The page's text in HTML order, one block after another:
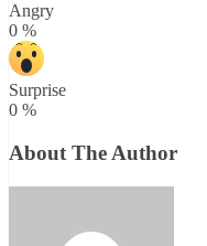
Angry
0 %
Surprise
0 %
About The Author